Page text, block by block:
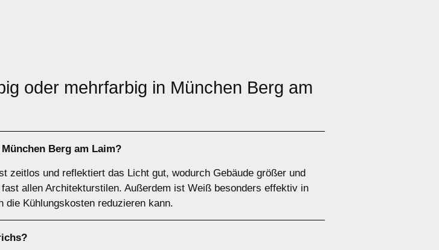
oder mehrfarbig in München Berg am
Berg am Laim?
zeitlos und reflektiert das Licht gut, wodurch Gebäude größer und
allen Architekturstilen. Außerdem ist Weiß besonders effektiv in
Kühlungskosten reduzieren kann.